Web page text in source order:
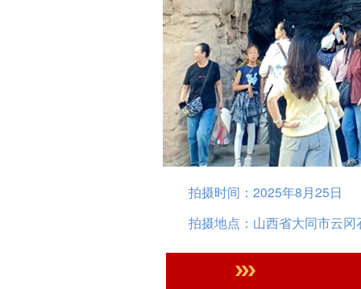
拍摄时间：2025年8月25日
拍摄地点：山西省大同市云冈